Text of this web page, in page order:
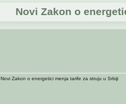
Novi Zakon o
Novi Zakon o energetici menja tarife za struju u Srbiji